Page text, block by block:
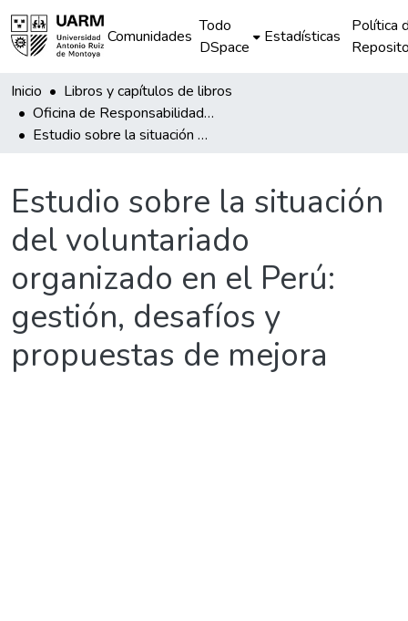
Comunidades
Todo
DSpace
Estadísticas
Política
Inicio
Libros y capítulos de libros
Oficina de Responsabilidad Socioambiental Universitaria
Estudio sobre la situación del voluntariado organizado en el Perú: gestión, desafíos y propuestas de mejora
Estudio sobre la situación
del voluntariado
organizado en el Perú:
gestión, desafíos y
propuestas de mejora